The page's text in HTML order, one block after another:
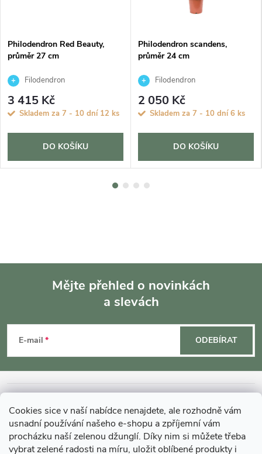
Cookies sice v naší nabídce nenajdete, ale rozhodně vám
usnadní používání našeho e-shopu a zpříjemní vám
procházku naší zelenou džunglí. Díky nim si můžete třeba
vybrat zelené radosti na míru, uložit oblíbené produkty i
Philodendron Red Beauty,
průměr 27 cm
Filodendron
3 415 Kč
Skladem za 7 - 10 dní 12 ks
DO KOŠÍKU
Philodendron scandens,
průměr 24 cm
Filodendron
2 050 Kč
Skladem za 7 - 10 dní 6 ks
DO KOŠÍKU
p
a
Mějte přehled o novinkách
a slevách
E-mail ODEBÍRAT
MOHLO BY VÁS ZAJÍMAT